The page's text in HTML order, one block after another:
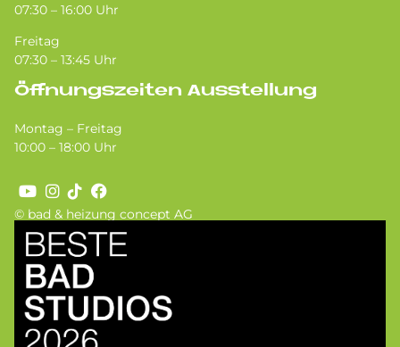
© bad & heizung concept AG
07:30 – 16:00 Uhr
Freitag
07:30 – 13:45 Uhr
Öffnungszeiten Ausstellung
Montag – Freitag
10:00 – 18:00 Uhr